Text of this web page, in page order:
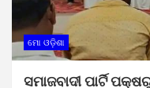
ମୋ ଓଡ଼ିଶା
ସମାଜବାଦୀ ପାର୍ଟି